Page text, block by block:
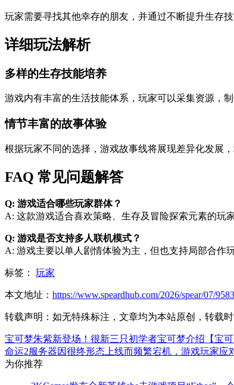
玩家需要寻找其他幸存的朋友，并通过不断提升生存
详细玩法解析
多样的生存技能培养
游戏内有丰富的生活技能体系，玩家可以采集资源，
情节丰富的故事体验
根据玩家不同的选择，游戏故事线将展现差异化发展
FAQ 常见问题解答
Q: 游戏适合哪些玩家群体？
A: 这款游戏适合喜欢策略、生存及冒险探索元素的玩
Q: 游戏是否支持多人联机模式？
A: 游戏主要以单人剧情体验为主，但也支持局部合作
标签： 玩家
本文地址： https://www.speardhub.com/2026/spear/07/
转载声明： 如无特殊标注，文章均为本站原创，转载
宝可梦朱紫新登场！很新三只初学者宝可梦介绍【宝可
命运2服务器因很终形态上线而频繁宕机，游戏玩家应
为你推荐